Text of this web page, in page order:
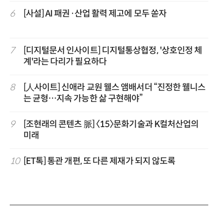
6 [사설] AI 패권·산업 활력 제고에 모두 쏟자
7
[디지털문서 인사이트] 디지털통상협정, '상호인정 체
계'라는 다리가 필요하다
8
[人사이트] 신애라 교원 웰스 앰배서더 “진정한 웰니스
는 균형…지속 가능한 삶 구현해야”
9
[조현래의 콘텐츠 脈] 〈15〉문화기술과 K컬처산업의
미래
10 [ET톡] 통관 개편, 또 다른 제재가 되지 않도록